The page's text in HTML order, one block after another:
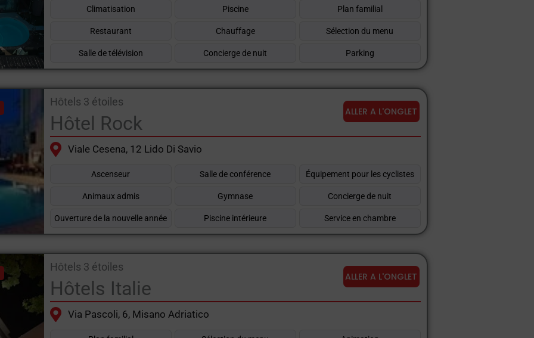
Climatisation Piscine Plan familial
Restaurant Chauffage Sélection du menu
Salle de télévision Concierge de nuit Parking
Hôtels 3 étoiles
ALLER A L'ONGLET
Hôtel Rock
Viale Cesena, 12 Lido Di Savio
Ascenseur Salle de conférence Équipement pour les cyclistes
Animaux admis Gymnase Concierge de nuit
Ouverture de la nouvelle année Piscine intérieure Service en chambre
Hôtels 3 étoiles
ALLER A L'ONGLET
Hôtels Italie
Via Pascoli, 6, Misano Adriatico